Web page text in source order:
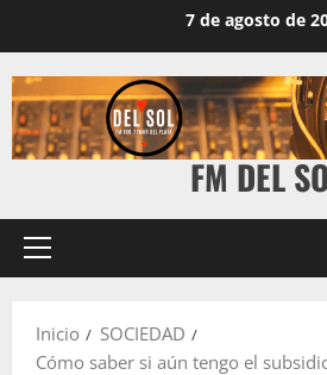
7 de agosto de
FM DEL
Inicio
SOCIEDAD
Cómo saber si aún tengo el